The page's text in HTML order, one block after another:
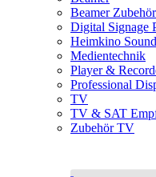
Beamer
Digital Signage
Heimkino Sound
Medientechnik
Player &
Professional
TV
TV & SAT
Zubehör TV